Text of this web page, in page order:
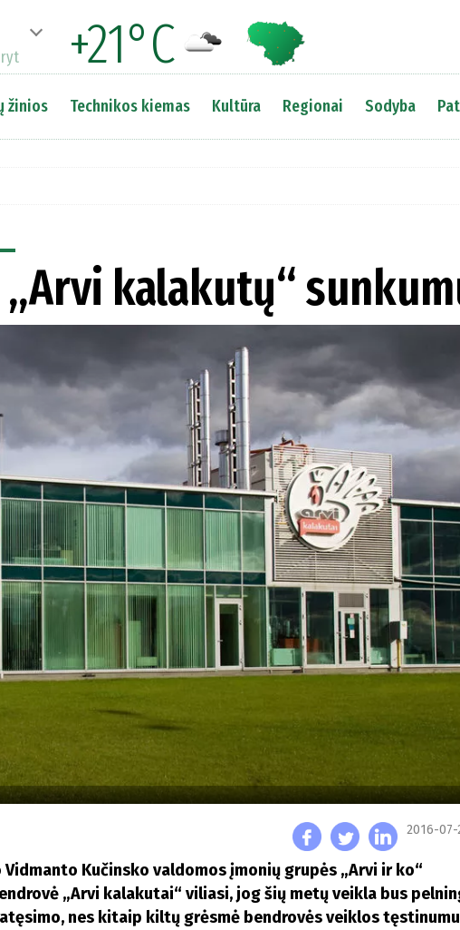
+21°C
žinios Technikos kiemas Kultūra Regionai Sodyba
kalakutų“
2016-07-
Kučinsko valdomos įmonių grupės „Arvi ir ko“
„Arvi kalakutai“ viliasi, jog šių metų veikla bus
nes kitaip kiltų grėsmė bendrovės veiklos